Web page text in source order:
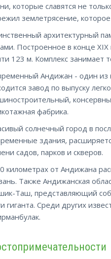
которые славятся не
землетрясение,
архитектурный
Построенное в конце XIX
123 м. Комплекс занимает
Андижан - один из
завод по выпуску
фабрика.
солнечный город в
здания,
садов, парков и скверов.
километрах от Андижана
Также Андижанская
Таш, представляющий
гиганта. Среди других